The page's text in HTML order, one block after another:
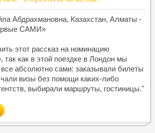
Абдрахмановна, Казахстан, Алматы -
САМИ»
этот рассказ на номинацию
как в этой поездке в Лондон мы
абсолютно сами: заказывали билеты
визы без помощи каких-либо
выбирали маршруты, гостиницы."